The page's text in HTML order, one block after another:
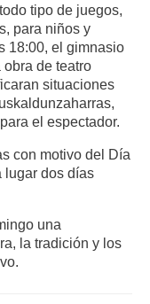
tipo de juegos,
para niños y
18:00, el gimnasio
de teatro
situaciones
el espectador.
con motivo del Día
lugar dos días
una
la tradición y los